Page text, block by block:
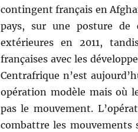
contingent français en
pays, sur une posture de
extérieures en 2011,
françaises avec les
Centrafrique n’est
opération modèle mais où
pas le mouvement.
combattre les mouvements